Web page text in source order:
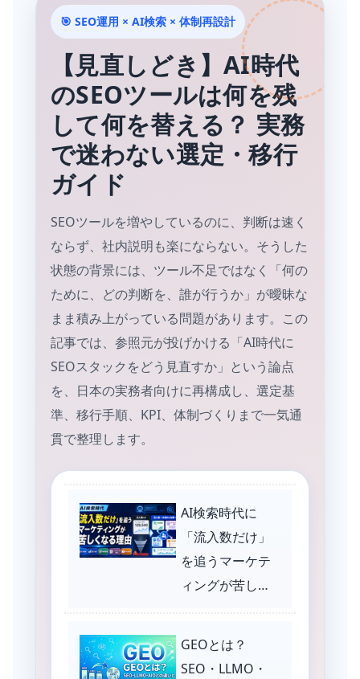
🎯 SEO運用 × AI検索 × 体制再設計
【見直しどき】AI時代
のSEOツールは何を残
して何を替える？ 実務
で迷わない選定・移行
ガイド
SEOツールを増やしているのに、判断は速く
ならず、社内説明も楽にならない。そうした
状態の背景には、ツール不足ではなく「何の
ために、どの判断を、誰が行うか」が曖昧な
まま積み上がっている問題があります。この
記事では、参照元が投げかける「AI時代に
SEOスタックをどう見直すか」という論点
を、日本の実務者向けに再構成し、選定基
準、移行手順、KPI、体制づくりまで一気通
貫で整理します。
AI検索時代に
「流入数だけ」
を追うマーケテ
ィングが苦しく
GEOとは？
SEO・LLMO・